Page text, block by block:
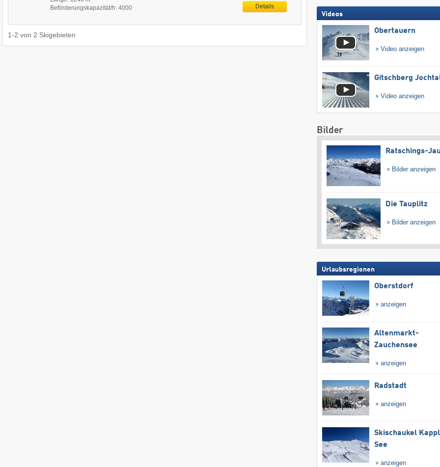
Beförderungskapazität/h: 4000
Details
1-2 von 2 Skigebieten
Videos
Obertauern
Video anzeigen
Gitschberg
Video anzeigen
Bilder
Ratschings-
Bilder anzeigen
Die Tauplitz
Bilder anzeigen
Urlaubsregionen
Oberstdorf
anzeigen
Altenmarkt-
Zauchensee
anzeigen
Radstadt
anzeigen
Skischaukel
See
anzeigen